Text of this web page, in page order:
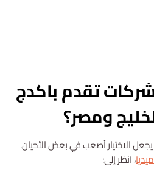
تقدم باكدج
ومصر؟
الاختيار أصعب في بعض الأحيان.
، انظر إلى: